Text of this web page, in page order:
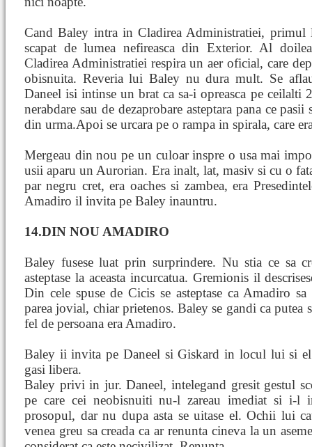
Cand Baley intra in Cladirea Administratiei, primul
scapat de lumea nefireasca din Exterior. Al
Cladirea Administratiei respira un aer oficial, care
obisnuita. Reveria lui Baley nu dura mult. Se
Daneel isi intinse un brat ca sa-i opreasca pe ceilalti
nerabdare sau de dezaprobare asteptara pana ce
din urma.Apoi se urcara pe o rampa in spirala, care
Mergeau din nou pe un culoar inspre o usa mai
usii aparu un Aurorian. Era inalt, lat, masiv si cu o
par negru cret, era oaches si zambea, era
Amadiro il invita pe Baley inauntru.
14.DIN NOU AMADIRO
Baley fusese luat prin surprindere. Nu stia ce sa
asteptase la aceasta incurcatua. Gremionis il
Din cele spuse de Cicis se asteptase ca Amadiro
parea jovial, chiar prietenos. Baley se gandi ca putea
fel de persoana era Amadiro.
Baley ii invita pe Daneel si Giskard in locul lui si el
gasi libera.
Baley privi in jur. Daneel, intelegand gresit gestul
pe care cei neobisnuiti nu-l zareau imediat si i-l
prosopul, dar nu dupa asta se uitase el. Ochii lui
venea greu sa creada ca ar renunta cineva la un